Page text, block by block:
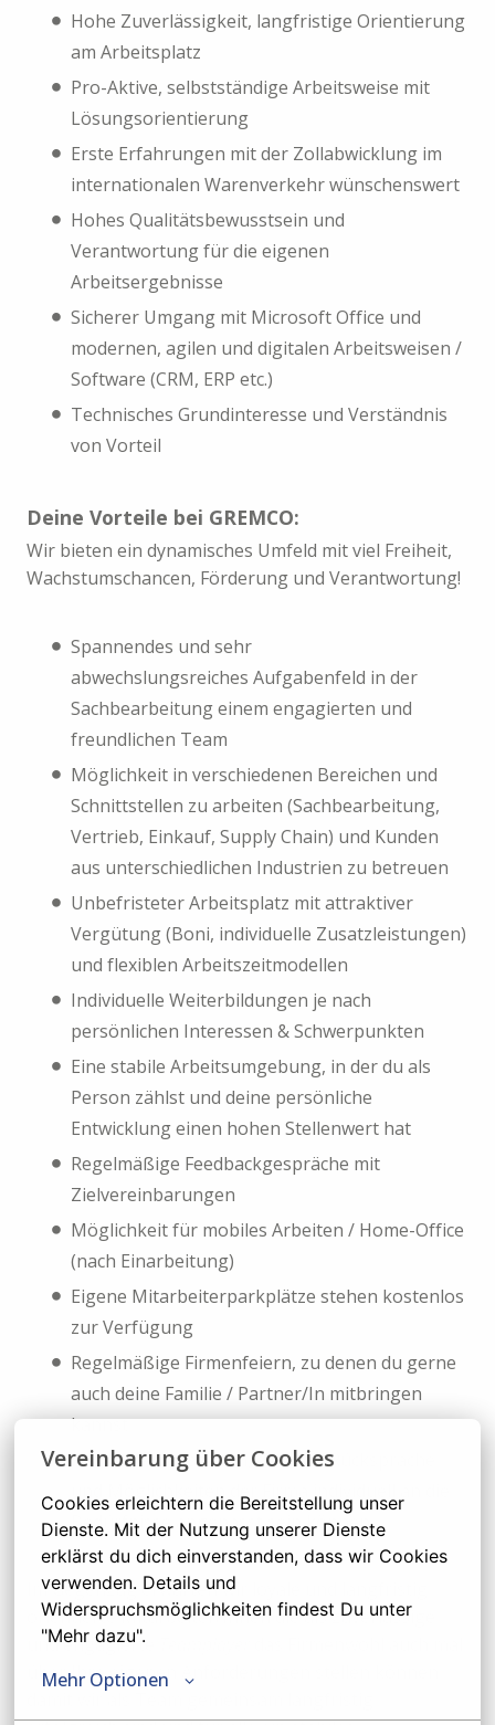
Vereinbarung über Cookies
Cookies erleichtern die Bereitstellung unser
Dienste. Mit der Nutzung unserer Dienste
erklärst du dich einverstanden, dass wir Cookies
verwenden. Details und
Widerspruchsmöglichkeiten findest Du unter
"Mehr dazu".
Mehr Optionen
Hohe Zuverlässigkeit, langfristige Orientierung
am Arbeitsplatz
Pro-Aktive, selbstständige Arbeitsweise mit
Lösungsorientierung
Erste Erfahrungen mit der Zollabwicklung im
internationalen Warenverkehr wünschenswert
Hohes Qualitätsbewusstsein und
Verantwortung für die eigenen
Arbeitsergebnisse
Sicherer Umgang mit Microsoft Office und
modernen, agilen und digitalen Arbeitsweisen /
Software (CRM, ERP etc.)
Technisches Grundinteresse und Verständnis
von Vorteil
Deine Vorteile bei GREMCO:
Wir bieten ein dynamisches Umfeld mit viel Freiheit,
Wachstumschancen, Förderung und Verantwortung!
Spannendes und sehr
abwechslungsreiches Aufgabenfeld in der
Sachbearbeitung einem engagierten und
freundlichen Team
Möglichkeit in verschiedenen Bereichen und
Schnittstellen zu arbeiten (Sachbearbeitung,
Vertrieb, Einkauf, Supply Chain) und Kunden
aus unterschiedlichen Industrien zu betreuen
Unbefristeter Arbeitsplatz mit attraktiver
Vergütung (Boni, individuelle Zusatzleistungen)
und flexiblen Arbeitszeitmodellen
Individuelle Weiterbildungen je nach
persönlichen Interessen & Schwerpunkten
Eine stabile Arbeitsumgebung, in der du als
Person zählst und deine persönliche
Entwicklung einen hohen Stellenwert hat
Regelmäßige Feedbackgespräche mit
Zielvereinbarungen
Möglichkeit für mobiles Arbeiten / Home-Office
(nach Einarbeitung)
Eigene Mitarbeiterparkplätze stehen kostenlos
zur Verfügung
Regelmäßige Firmenfeiern, zu denen du gerne
auch deine Familie / Partner/In mitbringen
kannst
Flexible Arbeitszeiten, die nach Rücksprache
und Möglichkeiten der Firma individuell an die
Bedürfnisse angepasst sein können
Im Gegenzug erwarten wir loyale und langfristig
orientierte Mitarbeiter/Innen die als zuverlässige
und engagierte
über Ihre eigenen Anforderungen stellen können